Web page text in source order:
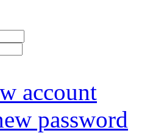
account
password